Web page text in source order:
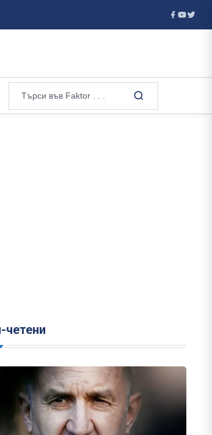
Брюксел е изправен пред нова търговска
четени